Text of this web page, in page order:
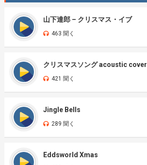
山下達郎 – クリスマス・イブ
463 聞く
クリスマスソング acoustic cover
421 聞く
Jingle Bells
289 聞く
Eddsworld Xmas